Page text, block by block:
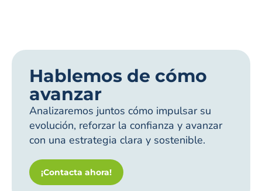
Hablemos de cómo
avanzar
Analizaremos juntos cómo impulsar su
evolución, reforzar la confianza y avanzar
con una estrategia clara y sostenible.
¡Contacta ahora!